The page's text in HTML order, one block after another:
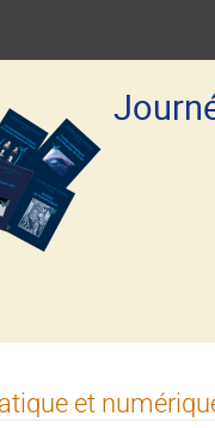
et